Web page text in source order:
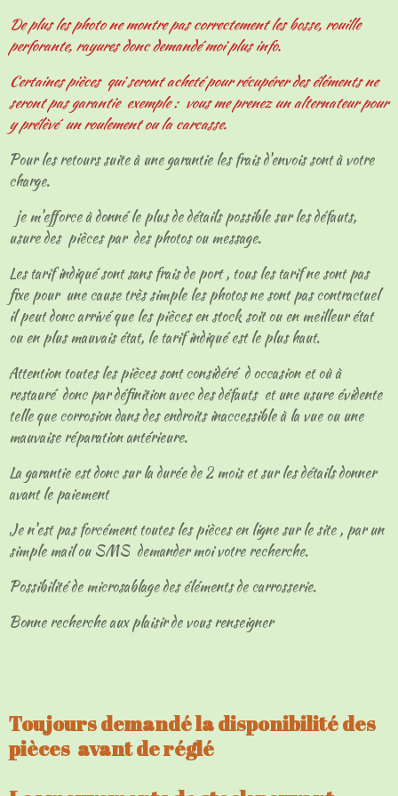
De plus les photo ne montre pas correctement les bosse, rouille
perforante, rayures donc demandé moi plus info.
Certaines pièces qui seront acheté pour récupérer des éléments ne
seront pas garantie exemple : vous me prenez un alternateur pour
y prélèvé un roulement ou la carcasse.
Pour les retours suite à une garantie les frais d'envois sont à votre
charge.
je m'efforce à donné le plus de détails possible sur les défauts,
usure des pièces par des photos ou message.
Les tarif indiqué sont sans frais de port , tous les tarif ne sont pas
fixe pour une cause très simple les photos ne sont pas contractuel
il peut donc arrivé que les pièces en stock soit ou en meilleur état
ou en plus mauvais état, le tarif indiqué est le plus haut.
Attention toutes les pièces sont considéré d occasion et où à
restauré donc par définition avec des défauts et une usure évidente
telle que corrosion dans des endroits inaccessible à la vue ou une
mauvaise réparation antérieure.
La garantie est donc sur la durée de 2 mois et sur les détails donner
avant le paiement
Je n'est pas forcément toutes les pièces en ligne sur le site , par un
simple mail ou SMS demander moi votre recherche.
Possibilité de microsablage des éléments de carrosserie.
Bonne recherche aux plaisir de vous renseigner
Toujours demandé la disponibilité des
pièces avant de réglé